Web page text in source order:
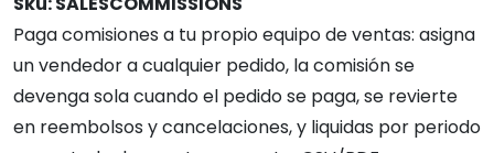
Paga comisiones a tu propio equipo de ventas: asigna
un vendedor a cualquier pedido, la comisión se
devenga sola cuando el pedido se paga, se revierte
en reembolsos y cancelaciones, y liquidas por periodo